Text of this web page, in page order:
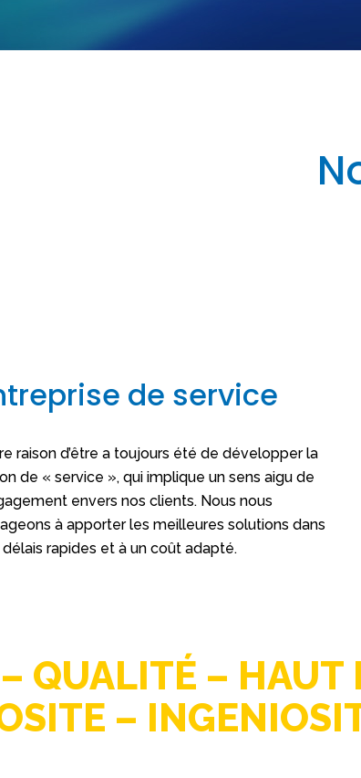
de service
raison d’être a toujours été de développer la
de « service », qui implique un sens aigu de
envers nos clients. Nous nous
à apporter les meilleures solutions dans
rapides et à un coût adapté.
QUALITÉ –
–